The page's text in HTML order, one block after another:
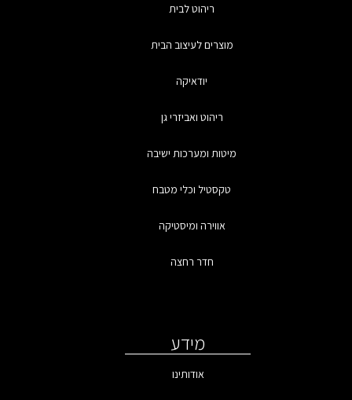
ריהוט לבית
מוצרים לעיצוב הבית
יודאיקה
ריהוט ואביזרי גן
מיטות ומערכות ישיבה
טקסטיל וכלי מטבח
אווירה ומיסטיקה
חדר רחצה
מידע
אודותינו